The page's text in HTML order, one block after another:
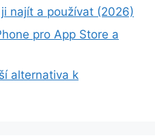
najít a používat (2026)
pro App Store a
alternativa k